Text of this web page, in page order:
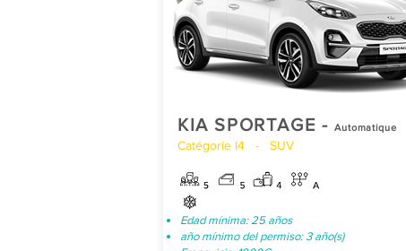
KIA SPORTAGE - Automatique
Catégorie I4 - SUV
Edad mínima: 25 años
año mínimo del permiso: 3 año(s)